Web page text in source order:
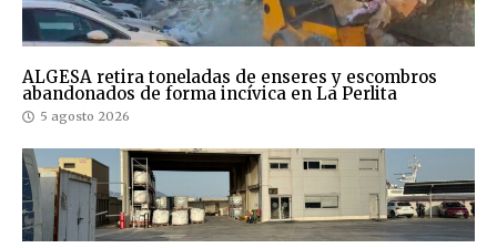
ALGESA retira toneladas de enseres y escombros
abandonados de forma incívica en La Perlita
5 agosto 2026